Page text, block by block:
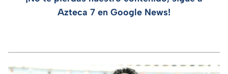
Azteca 7 en Google News!